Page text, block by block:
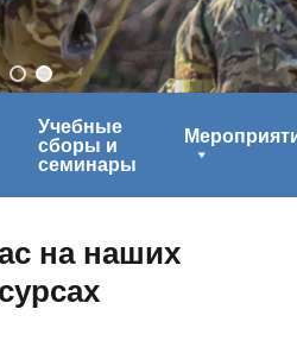
Учебные
сборы и
семинары
на наших